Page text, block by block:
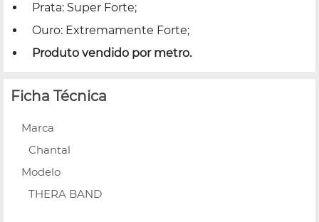
Prata: Super Forte;
Ouro: Extremamente Forte;
Produto vendido por metro.
Ficha Técnica
Marca
Chantal
Modelo
THERA BAND